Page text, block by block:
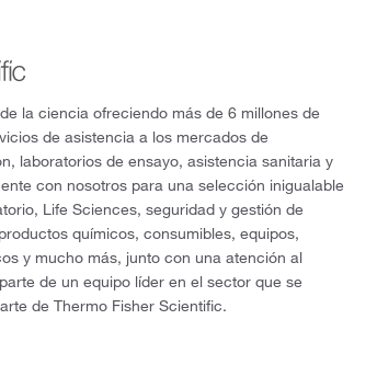
la ciencia ofreciendo más de 6 millones de
de asistencia a los mercados de
laboratorios de ensayo, asistencia sanitaria y
con nosotros para una selección inigualable
Life Sciences, seguridad y gestión de
químicos, consumibles, equipos,
y mucho más, junto con una atención al
de un equipo líder en el sector que se
de Thermo Fisher Scientific.